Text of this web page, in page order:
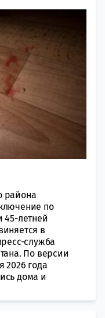
района
по
45-летней
в
служба
По версии
2026 года
дома и